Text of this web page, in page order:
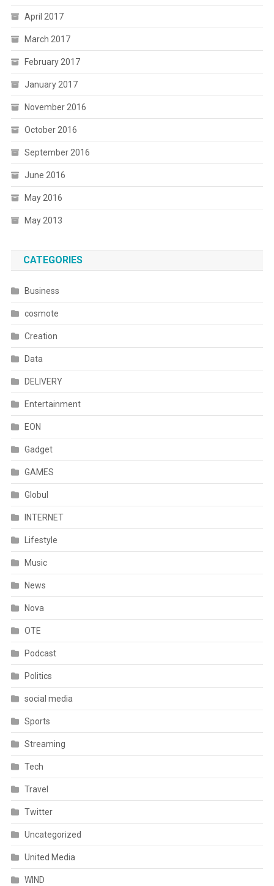
April 2017
March 2017
February 2017
January 2017
November 2016
October 2016
September 2016
June 2016
May 2016
May 2013
CATEGORIES
Business
cosmote
Creation
Data
DELIVERY
Entertainment
EON
Gadget
GAMES
Globul
INTERNET
Lifestyle
Music
News
Nova
OTE
Podcast
Politics
social media
Sports
Streaming
Tech
Travel
Twitter
Uncategorized
United Media
WIND